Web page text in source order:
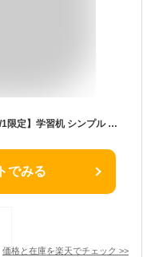
【P10倍！20時～20％OFFクーポン！4/1限定】学習机 シンプル 学習デスク 幅90 中学生 大人 パソコンデスク コンセント 引出し 鍵付き 勉強机 大学生 子供 テレワーク 在宅 天然木 無垢 ウォールナット コンパクト おしゃれ リビング FRINK 90 DESK ISSEIKI
でみる
価格と在庫を楽天でチェック >>